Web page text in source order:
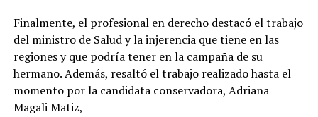
Finalmente, el profesional en derecho destacó el trabajo
del ministro de Salud y la injerencia que tiene en las
regiones y que podría tener en la campaña de su
hermano. Además, resaltó el trabajo realizado hasta el
momento por la candidata conservadora, Adriana
Magali Matiz,